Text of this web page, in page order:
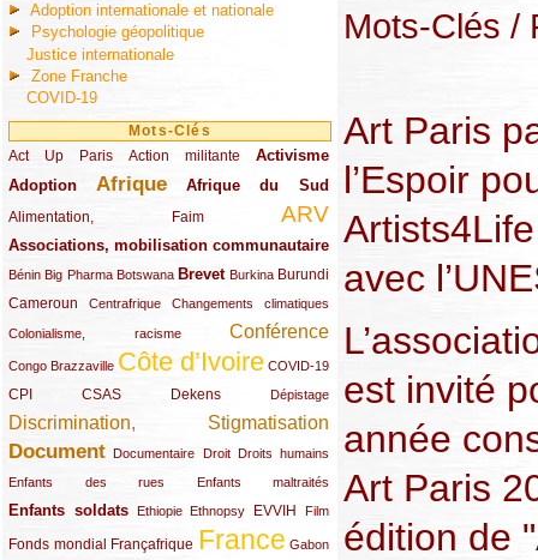
Adoption internationale et nationale
Psychologie géopolitique
Justice internationale
Zone Franche
COVID-19
Mots-Clés
Act Up Paris
(49/289) Action militante
(32/289) Activisme
(73/289)
Adoption
(82/289) Afrique
(161/289) Afrique du Sud
(73/289)
Alimentation, Faim
(48/289) ARV
(203/289)
Associations, mobilisation communautaire
(65/289)
Bénin
(13/289)Big Pharma
(16/289) Botswana
(9/289) Brevet
(83/289) Burkina
(18/289) Burundi
(30/289)
Cameroun
(47/289) Centrafrique
(23/289) Changements climatiques
(10/289)
Colonialisme, racisme
(19/289) Conférence
(118/289)
Congo Brazzaville
(24/289) Côte d’Ivoire
(263/289) COVID-19
(13/289)
CPI
(48/289) CSAS
(32/289) Dekens
(29/289) Dépistage
(19/289)
Discrimination, Stigmatisation
(131/289)
Document
(145/289) Documentaire
(9/289) Droit
(20/289) Droits humains
(22/289)
Enfants des rues
(21/289) Enfants maltraités
(10/289)
Enfants soldats
(68/289) Ethiopie
(12/289) Ethnopsy
(15/289) EVVIH
(55/289) Film
(22/289)
Fonds mondial
(48/289) Françafrique
(39/289) France
(289/289) Gabon
(12/289)
Mots-Clés /
Art Paris
l’Espoir
avec
est invité
année
Art Paris
édition de